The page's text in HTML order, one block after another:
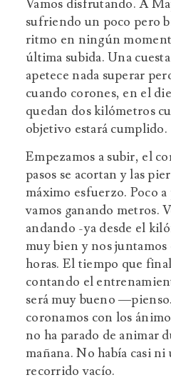
Vamos disfrutando. A
sufriendo un poco pero
ritmo en ningún
última subida. Una
apetece nada superar
cuando corones, en el
quedan dos kilómetros
objetivo estará cumplido.
Empezamos a subir, el
pasos se acortan y las
máximo esfuerzo. Poco a
vamos ganando metros.
andando -ya desde el
muy bien y nos
horas. El tiempo que
contando el
será muy bueno
coronamos con los
no ha parado de animar
mañana. No había casi
recorrido vacío.